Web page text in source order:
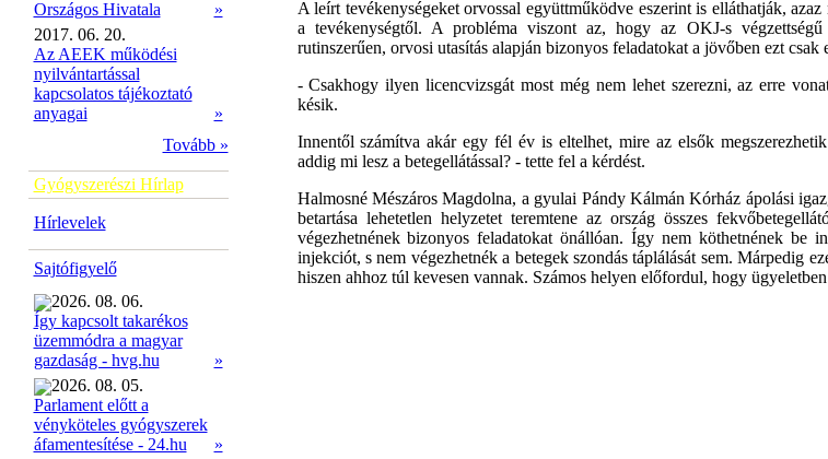
Országos Hivatala
»
2017. 06. 20.
Az AEEK működési
nyilvántartással
kapcsolatos tájékoztató
anyagai
»
Tovább »
Gyógyszerészi Hírlap
Hírlevelek
Sajtófigyelő
2026. 08. 06.
Így kapcsolt takarékos
üzemmódra a magyar
gazdaság - hvg.hu
»
2026. 08. 05.
Parlament előtt a
vényköteles gyógyszerek
áfamentesítése - 24.hu
»
A leírt tevékenységeket orvossal együttműködve eszerint is elláthatják,
a tevékenységtől. A probléma viszont az, hogy az OKJ-s
rutinszerűen, orvosi utasítás alapján bizonyos feladatokat a jövőben ezt
- Csakhogy ilyen licencvizsgát most még nem lehet szerezni, az erre
késik.
Innentől számítva akár egy fél év is eltelhet, mire az elsők
addig mi lesz a betegellátással? - tette fel a kérdést.
Halmosné Mészáros Magdolna, a gyulai Pándy Kálmán Kórház ápolási
betartása lehetetlen helyzetet teremtene az ország összes
végezhetnének bizonyos feladatokat önállóan. Így nem köthetnének be
injekciót, s nem végezhetnék a betegek szondás táplálását sem. Márpedig
hiszen ahhoz túl kevesen vannak. Számos helyen előfordul, hogy